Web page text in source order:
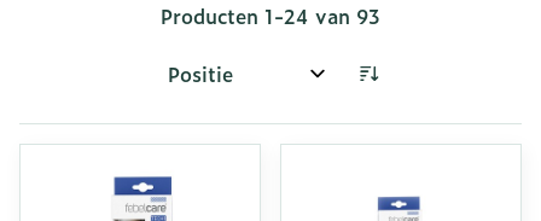
Producten 1-24 van 93
Sorteer op: